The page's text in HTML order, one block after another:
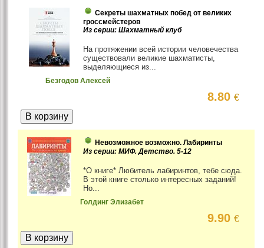
Секреты шахматных побед от великих
гроссмейстеров
Из серии: Шахматный клуб
На протяжении всей истории человечества
существовали великие шахматисты,
выделяющиеся из...
Безгодов Алексей
8.80€
Невозможное возможно. Лабиринты
Из серии: МИФ. Детство. 5-12
*О книге* Любитель лабиринтов, тебе сюда.
В этой книге столько интересных заданий!
Но...
Голдинг Элизабет
9.90€